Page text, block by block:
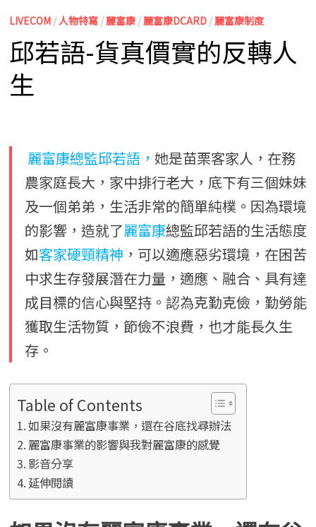
LIVECOM/人物特寫/麗富康/麗富康DCARD/麗富康制度
邱若語-貨真價實的反轉人
生
麗富康總監邱若語， 她是苗栗客家人，在務
農家庭長大，家中排行老大，底下有三個妹妹
及一個弟弟，生活非常的簡單純樸。因為環境
的影響，造就了麗富康總監邱若語的生活態度
如客家硬頸精神 ，可以適應惡劣環境，在困苦
中求生存發展潛在力量，適應、融合、具有達
成目標的信心與堅持。認為克勤克儉，勤勞能
獲取生活物質，節儉不浪費，也才能長久生
存。
Table of Contents
如果沒有麗富康事業，還在谷底找尋辦法
麗富康事業的影響與我對麗富康的感覺
影音分享
延伸閱讀